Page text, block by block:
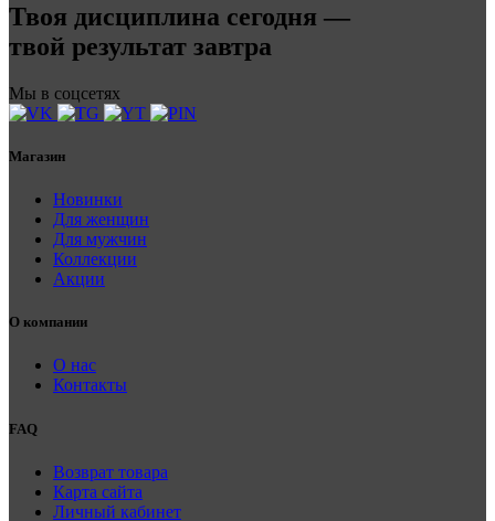
Твоя дисциплина сегодня —
твой результат завтра
Мы в соцсетях
Магазин
Новинки
Для женщин
Для мужчин
Коллекции
Акции
О компании
О нас
Контакты
FAQ
Возврат товара
Карта сайта
Личный кабинет